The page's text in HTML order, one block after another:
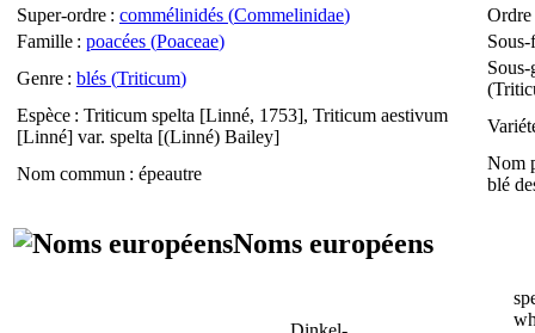
Super-ordre : commélinidés (Commelinidae) Ordre
Famille : poacées (Poaceae)
Genre : blés (Triticum)
Sous-
(
Espèce : Triticum spelta [Linné, 1753], Triticum aestivum
[Linné] var. spelta [(Linné) Bailey]
Nom commun : épeautre
Nom
blé
Noms européens